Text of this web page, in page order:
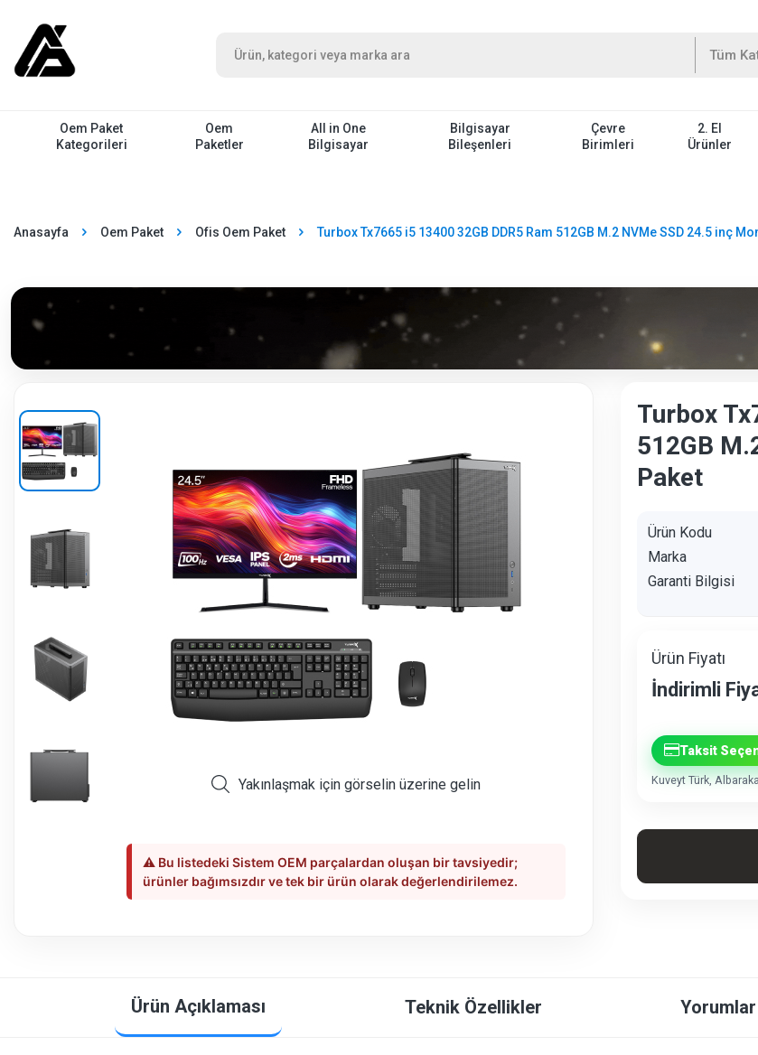
Oem Paket
Kategorileri
Oem
Paketler
All in One
Bilgisayar
Bilgisayar
Bileşenleri
Çevre
Birimleri
2. El
Ürünler
Anasayfa Oem Paket Ofis Oem Paket Turbox Tx7665 i5 13400 32GB DDR5 Ram 512GB M.2 NVMe SSD 24.5 inç
Yakınlaşmak için görselin üzerine gelin
⚠️ Bu listedeki Sistem OEM parçalardan oluşan bir tavsiyedir;
ürünler bağımsızdır ve tek bir ürün olarak değerlendirilemez.
Turbox
512GB
Paket
Ürün Kodu
Marka
Garanti Bilgisi
Ürün Fiyatı
İndirimli
Taksit
Kuveyt Türk,
Ürün Açıklaması Teknik Özellikler